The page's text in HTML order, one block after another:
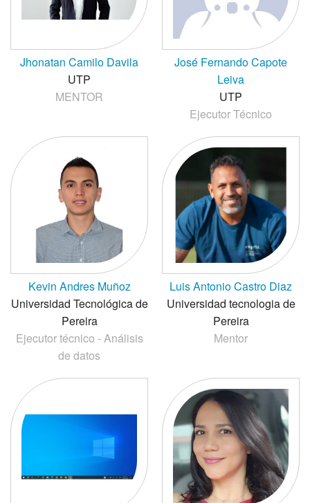
Jhonatan Camilo Davila
UTP
MENTOR
José Fernando Capote
Leiva
UTP
Ejecutor Técnico
Kevin Andres Muñoz
Universidad Tecnológica de
Pereira
Ejecutor técnico - Análisis
de datos
Luis Antonio Castro Diaz
Universidad tecnologia de
Pereira
Mentor